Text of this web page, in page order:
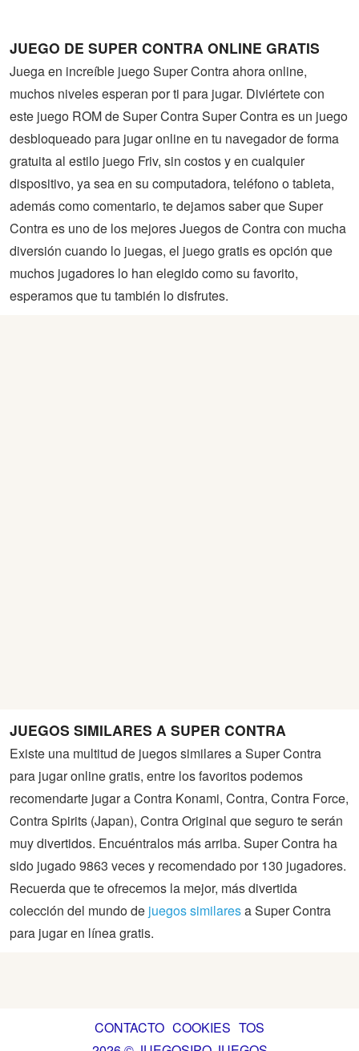
Animaciones
JUEGO DE SUPER CONTRA ONLINE GRATIS
Juega en increíble juego Super Contra ahora online,
muchos niveles esperan por ti para jugar. Diviértete con
este juego ROM de Super Contra Super Contra es un juego
desbloqueado para jugar online en tu navegador de forma
gratuita al estilo juego Friv, sin costos y en cualquier
dispositivo, ya sea en su computadora, teléfono o tableta,
además como comentario, te dejamos saber que Super
Contra es uno de los mejores Juegos de Contra con mucha
diversión cuando lo juegas, el juego gratis es opción que
muchos jugadores lo han elegido como su favorito,
esperamos que tu también lo disfrutes.
JUEGOS SIMILARES A SUPER CONTRA
Existe una multitud de juegos similares a Super Contra
para jugar online gratis, entre los favoritos podemos
recomendarte jugar a Contra Konami, Contra, Contra Force,
Contra Spirits (Japan), Contra Original que seguro te serán
muy divertidos. Encuéntralos más arriba. Super Contra ha
sido jugado 9863 veces y recomendado por 130 jugadores.
Recuerda que te ofrecemos la mejor, más divertida
colección del mundo de juegos similaresa Super Contra
para jugar en línea gratis.
CONTACTO COOKIES TOS